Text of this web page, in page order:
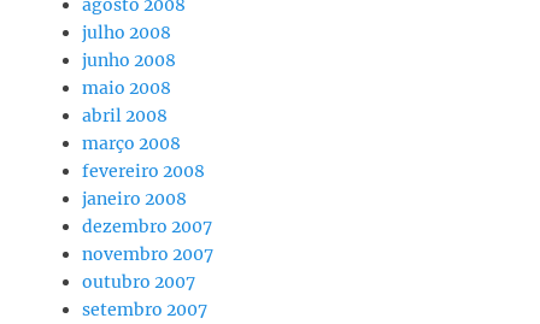
agosto 2008
julho 2008
junho 2008
maio 2008
abril 2008
março 2008
fevereiro 2008
janeiro 2008
dezembro 2007
novembro 2007
outubro 2007
setembro 2007